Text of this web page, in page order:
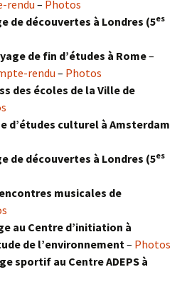
rendu – Photos
de découvertes à Londres (5es
de fin d’études à Rome–
rendu – Photos
des écoles de la Ville de
d’études culturel à Amsterdam
de découvertes à Londres (5es
musicales de
au Centre d’initiation à
de l’environnement– Photos
sportif au Centre ADEPS à